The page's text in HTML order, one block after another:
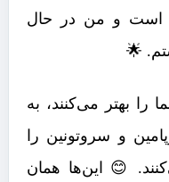
است و من در حال
🌟
را بهتر می‌کنند، به
و سروتونین را
😊 این‌ها همان